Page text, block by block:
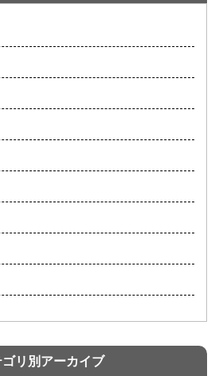
ゴリ別アーカイブ